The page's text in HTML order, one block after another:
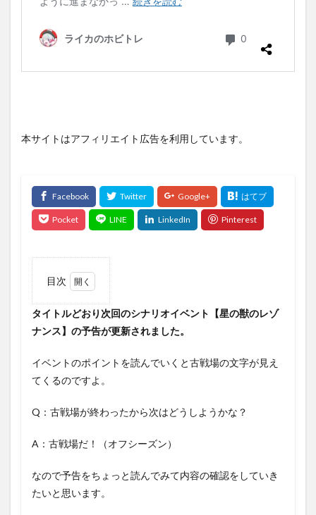
本サイトはアフィリエイト広告を利用しています。
目次
タイ
どお
回の
シナ
リオ
ント
の獣
のレ
ン
ス】
タイトルどおり次回のシナリオイベント【星の獣のレゾ
ナンス】の予告が更新されました。
イベントのポイントを読んでいくと古戦場の文字が見え
てくるのですよ。
Q：古戦場が終わったから次はどうしようかな？
A：古戦場だ！（オフシーズン）
なので予告をちょっと読んでみて内容の確認をしていき
たいと思います。